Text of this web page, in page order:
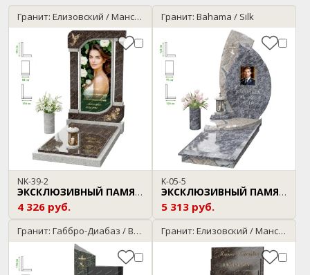
Гранит: Елизовский / Мансуровский
NK-39-2
ЭКСКЛЮЗИВНЫЙ ПАМЯТНИК
4 326 руб.
Гранит: Bahama / Silk
K-05-5
ЭКСКЛЮЗИВНЫЙ ПАМЯТНИК
5 313 руб.
Гранит: Габбро-Диабаз / Baltic Green Гранит: Елизовский / Мансуровский